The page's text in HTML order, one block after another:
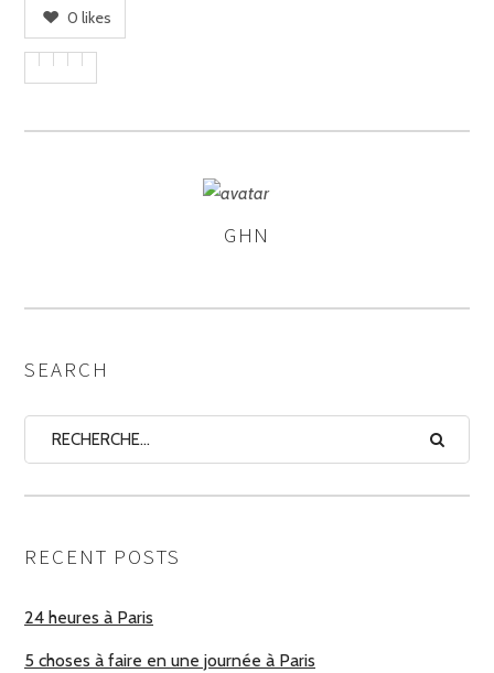
0 likes
AUTEURS
GHN
SEARCH
RECENT POSTS
24 heures à Paris
5 choses à faire en une journée à Paris